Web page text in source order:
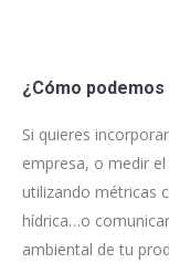
¿Cómo
Si quieres
empresa, o medir
utilizando métricas
hídrica…o
ambiental de tu